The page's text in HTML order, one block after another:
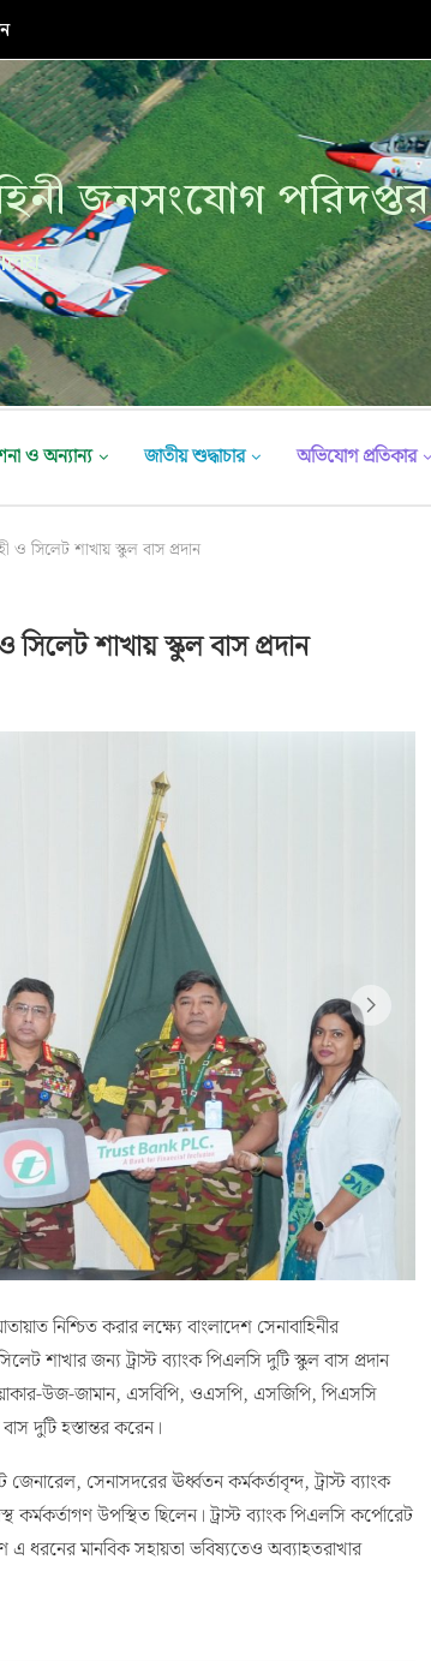
জনসংযোগ পরিদপ্তর
ও অন্যান্য জাতীয় শুদ্ধাচার অভিযোগ প্রতিকার
ও সিলেট শাখায় স্কুল বাস প্রদান
শাখায় স্কুল বাস প্রদান
নিশ্চিত করার লক্ষ্যে বাংলাদেশ সেনাবাহিনীর
শাখার জন্য ট্রাস্ট ব্যাংক পিএলসি দুটি স্কুল বাস প্রদান
ওয়াকার-উজ-জামান, এসবিপি, ওএসপি, এসজিপি, পিএসসি
দুটি হস্তান্তর করেন।
সেনাসদরের ঊর্ধ্বতন কর্মকর্তাবৃন্দ, ট্রাস্ট ব্যাংক
কর্মকর্তাগণ উপস্থিত ছিলেন। ট্রাস্ট ব্যাংক পিএলসি কর্পোরেট
এ ধরনের মানবিক সহায়তা ভবিষ্যতেও অব্যাহতরাখার